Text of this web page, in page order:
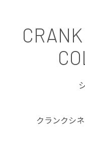
クランクシ